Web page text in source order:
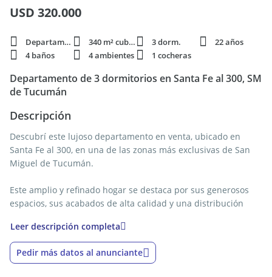
USD 320.000
Departamento 340 m² cubie. 3 dorm.
22 años
4 baños
4 ambientes 1 cocheras
Departamento de 3 dormitorios en Santa Fe al 300, SM
de Tucumán
Descripción
Descubrí este lujoso departamento en venta, ubicado en
Santa Fe al 300, en una de las zonas más exclusivas de San
Miguel de Tucumán.
Este amplio y refinado hogar se destaca por sus generosos
espacios, sus acabados de alta calidad y una distribución
gran balcón que aporta luz natural a todos los ambientes y
una combinación ideal de elegancia y funcionalidad.
Leer descripción completa
Pedir más datos al anunciante